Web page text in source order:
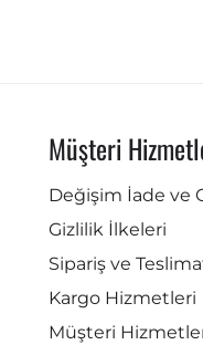
Müşteri
Değişim İade ve
Gizlilik İlkeleri
Sipariş ve
Kargo Hizmetleri
Müşteri